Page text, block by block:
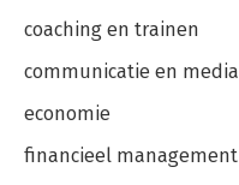
coaching en trainen
communicatie en media
economie
financieel management